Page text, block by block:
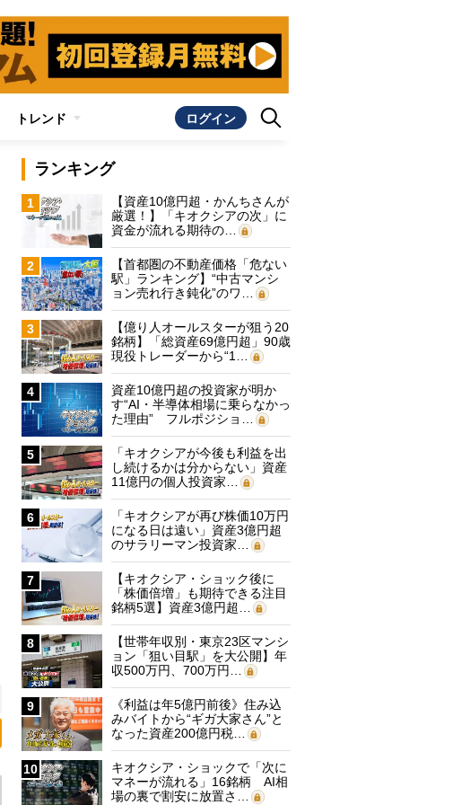
トレンド ログイン
ランキング
1
【資産10億円超・かんちさんが
厳選！】「キオクシアの次」に
資金が流れる期待の…
2
【首都圏の不動産価格「危ない
駅」ランキング】“中古マンシ
ョン売れ行き鈍化”のワ…
3
【億り人オールスターが狙う20
銘柄】「総資産69億円超」90歳
現役トレーダーから“1…
4
資産10億円超の投資家が明か
す“AI・半導体相場に乗らなかっ
た理由” フルポジショ…
5
「キオクシアが今後も利益を出
し続けるかは分からない」資産
11億円の個人投資家…
6
「キオクシアが再び株価10万円
になる日は遠い」資産3億円超
のサラリーマン投資家…
7
【キオクシア・ショック後に
「株価倍増」も期待できる注目
銘柄5選】資産3億円超…
8
【世帯年収別・東京23区マンシ
ョン「狙い目駅」を大公開】年
収500万円、700万円…
9
《利益は年5億円前後》住み込
みバイトから“ギガ大家さん”と
なった資産200億円税…
10
キオクシア・ショックで「次に
マネーが流れる」16銘柄 AI相
場の裏で割安に放置さ…